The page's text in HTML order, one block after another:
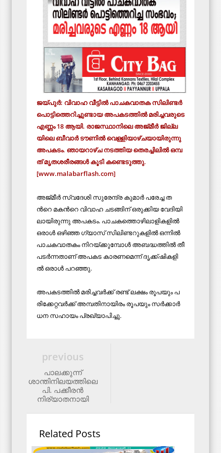
ജ​യ്പു​ർ: വി​വാ​ഹ വീ​ട്ടി​ൽ പാ​ച​ക​വാ​ത​ക സി​ലി​ണ്ട​ർ
പൊ​ട്ടി​ത്തെ​റി​ച്ചു​ണ്ടാ​യ അ​പ​ക​ട​ത്തി​ൽ മ​രി​ച്ച​വ​രു​ടെ
എ​ണ്ണം 18 ആ​യി. രാ​ജ​സ്ഥാ​നി​ലെ അ​ജ്മീ​ർ ജി​ല്ല​
യി​ലെ ബീ​വാ​ർ ടൗ​ണി​ൽ വെ​ള്ളി​യാ​ഴ്ച​യാ​യി​രു​ന്നു
അ​പ​ക​ടം. ഞാ​യ​റാ​ഴ്ച ന​ട​ത്തി​യ തെ​ര​ച്ചി​ലി​ൽ ഒ​മ്പ​
ത് മൃ​ത​ശ​രീ​ര​ങ്ങ​ൾ കൂ​ടി ക​ണ്ടെ​ടു​ത്തു.
[www.malabarflash.com]
അ​ജ്മീ​ർ സ്വ​ദേ​ശി സു​രേ​ന്ദ്ര കു​മാ​ർ പ​രേ​ച്ച ത​
ന്‍റെ മ​ക​ന്‍റെ വി​വാ​ഹ ച​ട​ങ്ങി​ന് ഒ​രു​ക്കി​യ വേ​ദി​യി​
ലാ​യി​രു​ന്നു അ​പ​ക​ടം. പാ​ച​ക​ത്തൊ​ഴി​ലാ​ളി​ക​ളി​ൽ
ഒ​രാ​ൾ ഒ​ഴി​ഞ്ഞ ഗ്യാ​സ് സി​ലി​ണ്ട​റു​ക​ളി​ൽ ഒ​ന്നി​ൽ
പാ​ച​ക​വാ​ത​കം നി​റ​യ്ക്കു​മ്പോ​ൾ അ​ബ​ദ്ധ​ത്തി​ൽ തീ
​പ​ട​ർ​ന്ന​താ​ണ് അ​പ​ക​ട കാ​ര​ണ​മെ​ന്ന് ദൃ​ക്ക്ഷി​ക​ളി​
ൽ ഒ​രാ​ൾ പ​റ​ഞ്ഞു.
അ​പ​ക​ട​ത്തി​ൽ മ​രി​ച്ച​വ​ർ​ക്ക് ര​ണ്ട് ല​ക്ഷം രൂ​പ​യും പ​
രി​ക്കേ​റ്റ​വ​ർ​ക്ക് അ​മ്പ​തി​നാ​യി​രം രൂ​പ​യും സ​ർ​ക്കാ​ർ
ധ​ന സ​ഹാ​യം പ്ര​ഖ്യാ​പി​ച്ചു.
previous
പാലക്കുന്ന്
ശാന്തിനിലയത്തിലെ
പി. പക്കീരന്‍
നിര്യാതനായി
Related Posts